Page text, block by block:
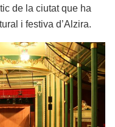
de la ciutat que ha
i festiva d’Alzira.